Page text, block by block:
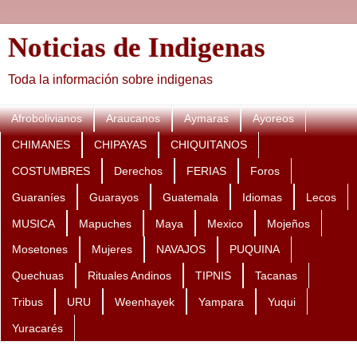
Noticias de Indigenas
Toda la información sobre indigenas
Afrobolivianos Araucanos Aymaras Ayoreos
CHIMANES CHIPAYAS CHIQUITANOS
COSTUMBRES Derechos FERIAS Foros
Guaraníes Guarayos Guatemala Idiomas Lecos
MUSICA Mapuches Maya Mexico Mojeños
Mosetones Mujeres NAVAJOS PUQUINA
Quechuas Rituales Andinos TIPNIS Tacanas
Tribus URU Weenhayek Yampara Yuqui
Yuracarés